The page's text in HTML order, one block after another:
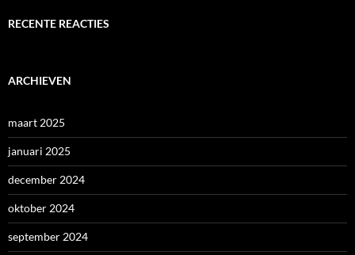
RECENTE REACTIES
ARCHIEVEN
maart 2025
januari 2025
december 2024
oktober 2024
september 2024